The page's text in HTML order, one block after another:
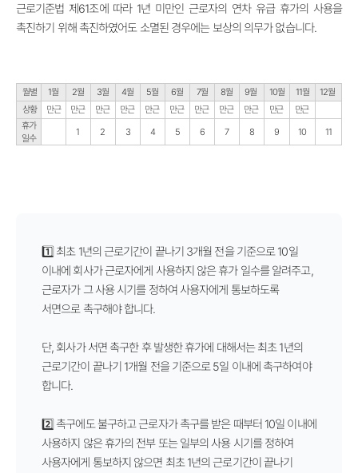
근로기준법 제61조에 따라 1년 미만인 근로자의 연차 유급 휴가의 사용을
촉진하기 위해 촉진하였어도 소멸된 경우에는 보상의 의무가 없습니다.
월별 1월 2월 3월 4월 5월 6월 7월 8월 9월 10월 11월
12월
상황
만근 만근 만근 만근 만근 만근 만근 만근 만근 만근
만근
휴가
일수
1 2 3 4 5 6 7 8 9 10 11
1️⃣ 최초 1년의 근로기간이 끝나기 3개월 전을 기준으로 10일
이내에 회사가 근로자에게 사용하지 않은 휴가 일수를 알려주고,
근로자가 그 사용 시기를 정하여 사용자에게 통보하도록
서면으로 촉구해야 합니다.
단, 회사가 서면 촉구한 후 발생한 휴가에 대해서는 최초 1년의
근로기간이 끝나기 1개월 전을 기준으로 5일 이내에 촉구하여야
합니다.
2️⃣ 촉구에도 불구하고 근로자가 촉구를 받은 때부터 10일 이내에
사용하지 않은 휴가의 전부 또는 일부의 사용 시기를 정하여
사용자에게 통보하지 않으면 최초 1년의 근로기간이 끝나기